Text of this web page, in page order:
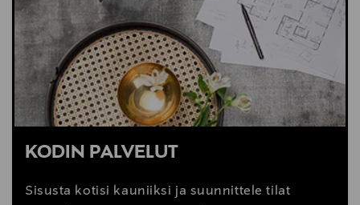
KODIN PALVELUT
Sisusta kotisi kauniiksi ja suunnittele tilat